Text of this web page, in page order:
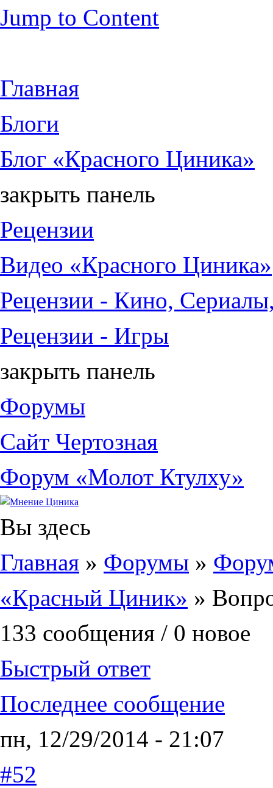
Jump to Content
Главная
Блоги
Блог «Красного Циника»
закрыть панель
Рецензии
Видео «Красного Циника»
Рецензии - Кино,
Рецензии - Игры
закрыть панель
Форумы
Сайт Чертозная
Форум «Молот Ктулху»
Вы здесь
Главная » Форумы »
«Красный Циник» »
133 сообщения / 0 новое
Быстрый ответ
Последнее сообщение
пн, 12/29/2014 - 21:07
#52